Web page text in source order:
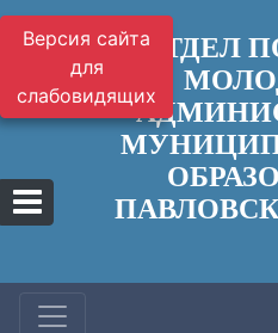
Версия сайта
для
слабовидящих
ОТДЕЛ